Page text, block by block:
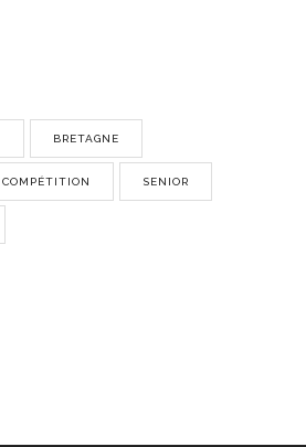
BRETAGNE
COMPÉTITION SENIOR